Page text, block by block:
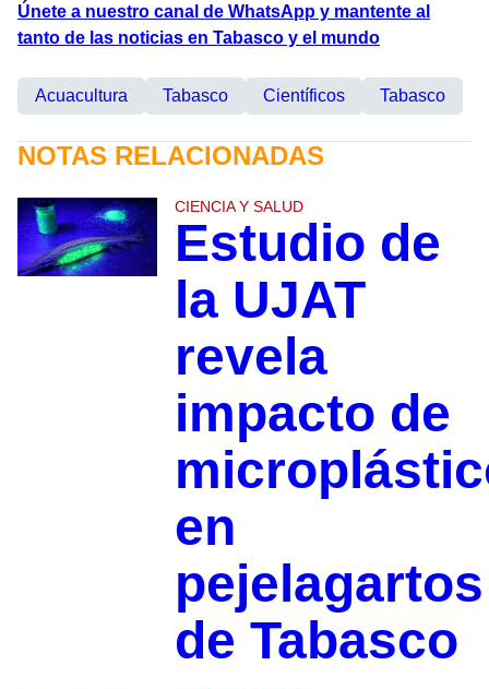
Únete a nuestro canal de WhatsApp y mantente al
tanto de las noticias en Tabasco y el mundo
Acuacultura Tabasco Científicos Tabasco
NOTAS RELACIONADAS
CIENCIA Y SALUD
Estudio de
la UJAT
revela
impacto de
en
pejelagartos
de Tabasco